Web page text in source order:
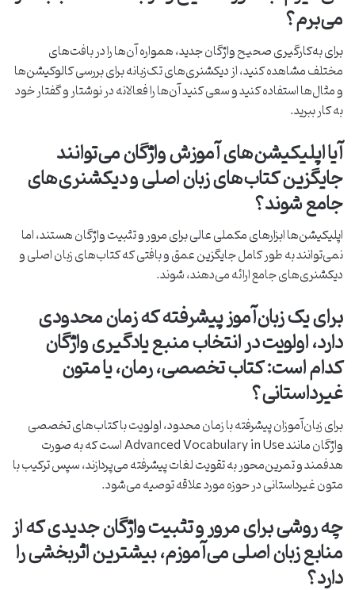
می‌برم؟
برای به‌کارگیری صحیح واژگان جدید، همواره آن‌ها را در بافت‌های
مختلف مشاهده کنید، از دیکشنری‌های تک‌زبانه برای بررسی کالوکیشن‌ها
و مثال‌ها استفاده کنید و سعی کنید آن‌ها را فعالانه در نوشتار و گفتار خود
به کار ببرید.
آیا اپلیکیشن‌های آموزش واژگان می‌توانند
جایگزین کتاب‌های زبان اصلی و دیکشنری‌های
جامع شوند؟
اپلیکیشن‌ها ابزارهای مکملی عالی برای مرور و تثبیت واژگان هستند، اما
نمی‌توانند به طور کامل جایگزین عمق و بافتی که کتاب‌های زبان اصلی و
دیکشنری‌های جامع ارائه می‌دهند، شوند.
برای یک زبان‌آموز پیشرفته که زمان محدودی
دارد، اولویت در انتخاب منبع یادگیری واژگان
کدام است: کتاب تخصصی، رمان، یا متون
غیرداستانی؟
برای زبان‌آموزان پیشرفته با زمان محدود، اولویت با کتاب‌های تخصصی
واژگان مانند Advanced Vocabulary in Use است که به صورت
هدفمند و تمرین‌محور به تقویت لغات پیشرفته می‌پردازند، سپس ترکیب با
متون غیرداستانی در حوزه مورد علاقه توصیه می‌شود.
چه روشی برای مرور و تثبیت واژگان جدیدی که از
منابع زبان اصلی می‌آموزم، بیشترین اثربخشی را
دارد؟